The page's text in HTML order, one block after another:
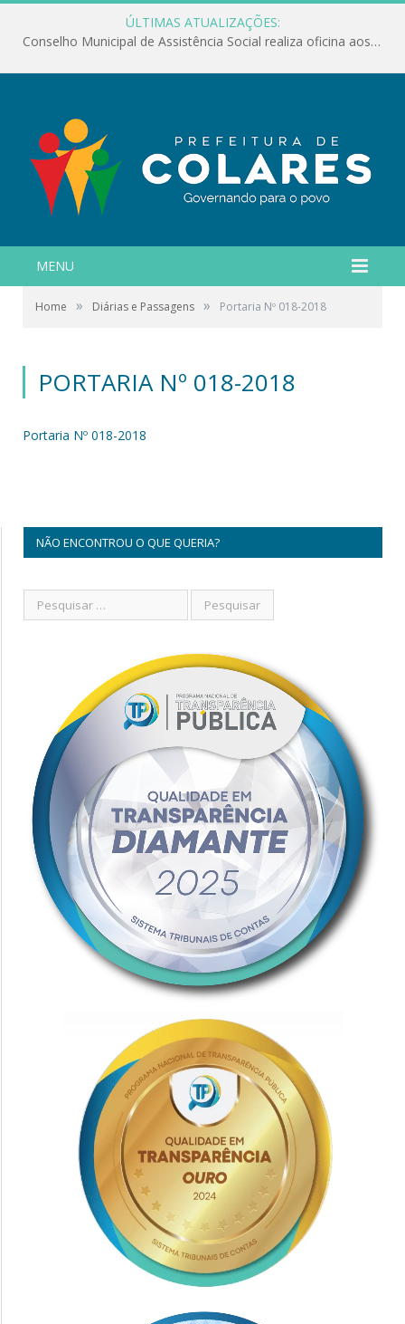
ÚLTIMAS ATUALIZAÇÕES:
Conselho Municipal de Assistência Social realiza oficina aos servidores
MENU
Home » Diárias e Passagens » Portaria Nº 018-2018
PORTARIA Nº 018-2018
Portaria Nº 018-2018
NÃO ENCONTROU O QUE QUERIA?